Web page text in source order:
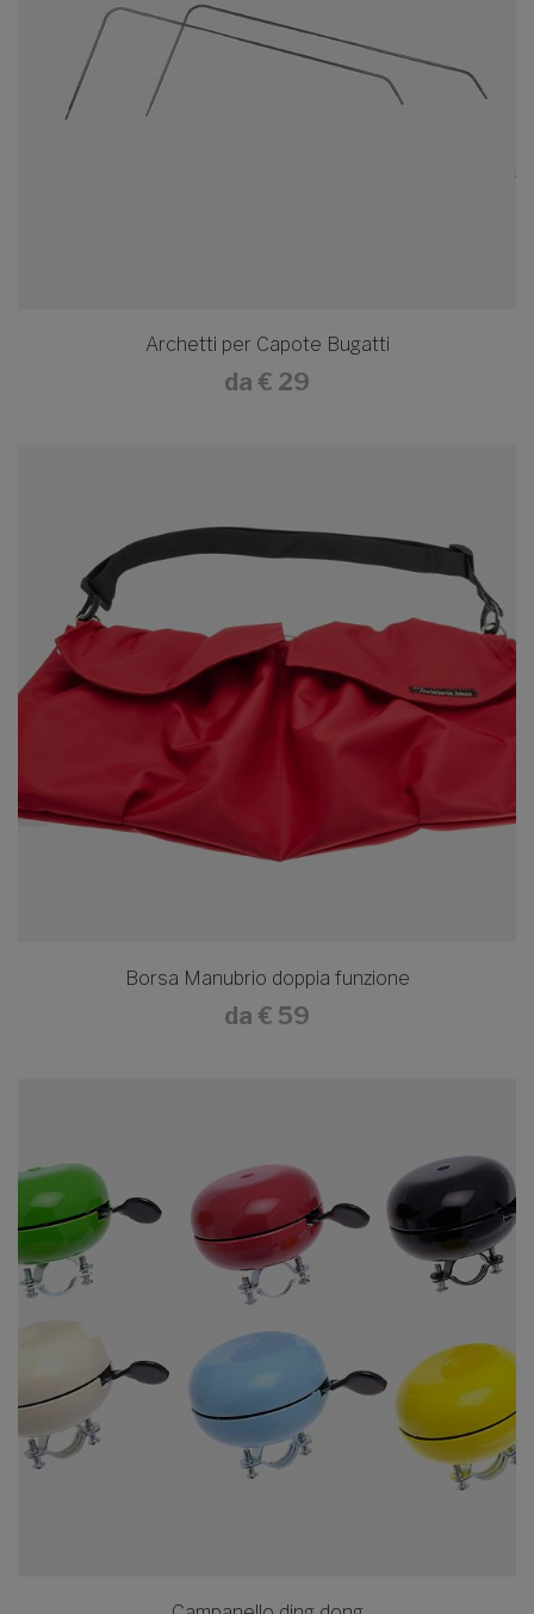
Archetti per Capote Bugatti
da € 29
Borsa Manubrio doppia funzione
da € 59